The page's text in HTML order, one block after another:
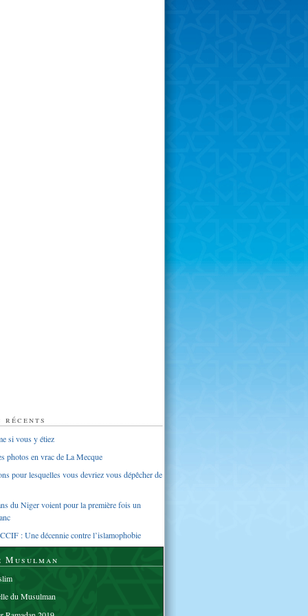
si vous y étiez
photos en vrac de La Mecque
pour lesquelles vous devriez vous dépêcher de
du Niger voient pour la première fois un
: Une décennie contre l’islamophobie
Musulman
du Musulman